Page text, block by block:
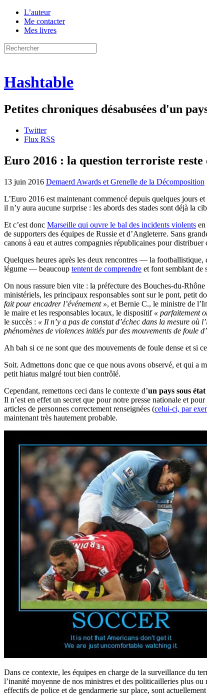
L’auteur
Me contacter
Mes livres
Hashtable
Petites chroniques désabusées d'un
Twitter
Flux RSS
Euro 2016 : la question terroriste reste
13 juin 2016 Demaerd Awards et Grenelle de la Décomposition
L’Euro 2016 est maintenant commencé depuis quelques jours
il n’y aura aucune surprise : les abords des stades sont déjà la
Et c’est donc Marseille qui ouvre le bal des incidents violents
de supporters des équipes de Russie et d’Angleterre. Sans
canons à eau et autres compagnies républicaines pour
Quelques heures après les deux rencontres — la footballistique,
légume — beaucoup tentent de comprendre et font semblant de
On nous rassure bien vite : la préfecture des Bouches-du-
ministériels, les principaux responsables sont sur le pont, petit
fait pour encadrer l’événement », et Bernie C., le ministre de
le maire et les responsables locaux, le dispositif « parfaitement
le succès : « Il n’y a pas de constat d’échec dans la mesure où
phénomènes de violences initiés par des mouvements de foule
Ah bah si ce ne sont que des mouvements de foule dense et si
Soit. Admettons donc que ce que nous avons observé, et qui a
petit hiatus malgré tout bien contrôlé.
Cependant, remettons ceci dans le contexte d’un pays sous
Il n’est en effet un secret que pour notre presse nationale et
articles de personnes correctement renseignées (celui-ci, par
maintenant très hautement probable.
Dans ce contexte, les équipes en charge de la surveillance du
l’inanité moyenne de nos ministres et des politicailleries plus
effectifs de police et de gendarmerie sur place, sont